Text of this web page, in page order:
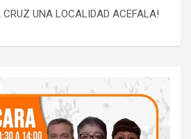
UNA LOCALIDAD ACEFALA!